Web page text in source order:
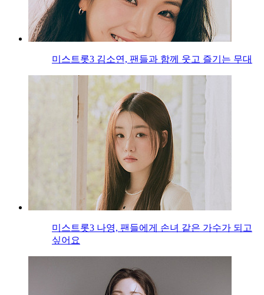
미스트롯3 김소연, 팬들과 함께 웃고 즐기는 무대
미스트롯3 나영, 팬들에게 손녀 같은 가수가 되고
싶어요